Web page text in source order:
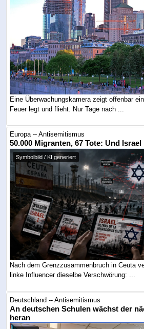
Eine Überwachungskamera zeigt offenbar
Feuer legt und flieht. Nur Tage nach ...
Europa -- Antisemitismus
50.000 Migranten, 67 Tote: Und
Symbolbild / KI generiert
Nach dem Grenzzusammenbruch in Ceuta
linke Influencer dieselbe Verschwörung: ...
Deutschland -- Antisemitismus
An deutschen Schulen wächst der
heran